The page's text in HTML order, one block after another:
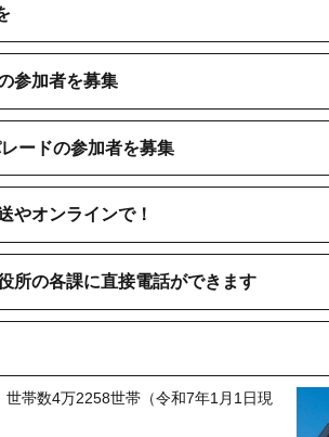
参加者を募集
ードの参加者を募集
やオンラインで！
所の各課に直接電話ができます
帯数4万2258世帯（令和7年1月1日現